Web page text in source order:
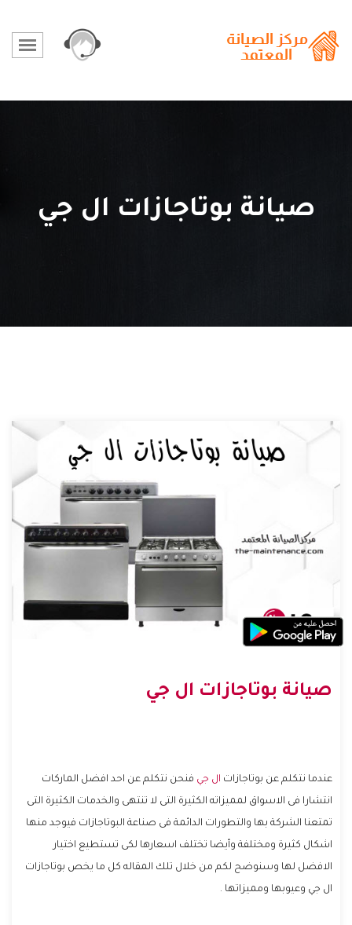
صيانة بوتاجازات ال جي
صيانة بوتاجازات ال جي
عندما نتكلم عن بوتاجازات ال جي فنحن نتكلم عن احد افضل الماركات
انتشارا فى الاسواق لمميزاته الكثيرة التى لا تنتهى والخدمات الكثيرة التى
تمتعنا الشركة بها والتطورات الدائمة فى صناعة البوتاجازات فيوجد منها
اشكال كثيرة ومختلفة وأيضا تختلف اسعارها لكى تستطيع اختيار
الافضل لها وسنوضح لكم من خلال تلك المقاله كل ما يخص بوتاجازات
ال جي وعيوبها ومميزاتها .